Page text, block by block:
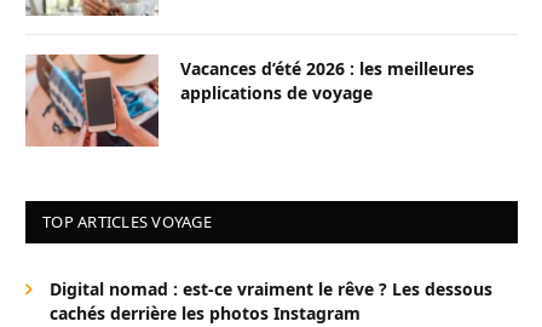
Vacances d’été 2026 : les meilleures
applications de voyage
TOP ARTICLES VOYAGE
Digital nomad : est-ce vraiment le rêve ? Les dessous
cachés derrière les photos Instagram